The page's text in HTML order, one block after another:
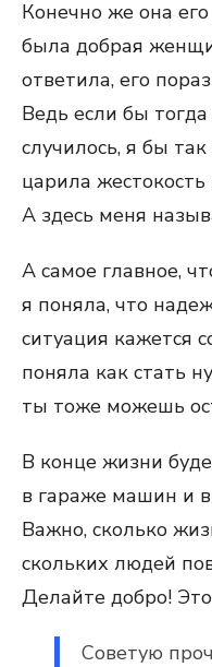
Конечно же она
была добрая
ответила, его
Ведь если бы
случилось, я бы
царила
А здесь меня
А самое главное,
я поняла, что
ситуация кажется
поняла как стать
ты тоже можешь
В конце жизни
в гараже машин и
Важно, сколько
скольких людей
Делайте добро!
Советую